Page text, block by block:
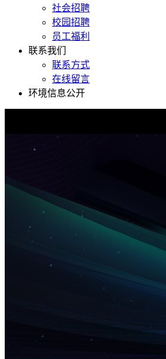
社会招聘
校园招聘
员工福利
联系我们
联系方式
在线留言
环境信息公开